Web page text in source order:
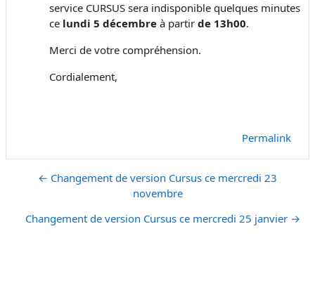
service CURSUS sera indisponible quelques minutes
ce lundi 5 décembre à partir de 13h00.
Merci de votre compréhension.
Cordialement,
Permalink
← Changement de version Cursus ce mercredi 23
novembre
Changement de version Cursus ce mercredi 25 janvier →